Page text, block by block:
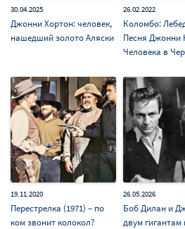
30.04.2025
Джонни Хортон: человек,
нашедший золото Аляски
26.02.2022
Коломбо:
Песня Джонни
Человека в
19.11.2020
Перестрелка (1971) – по
ком звонит колокол?
26.05.2026
Боб Дилан и
двум гигантам